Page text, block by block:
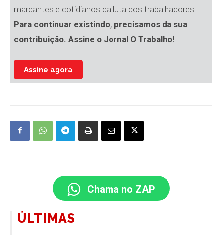
marcantes e cotidianos da luta dos trabalhadores.
Para continuar existindo, precisamos da sua
contribuição. Assine o Jornal O Trabalho!
Assine agora
Chama no ZAP
ÚLTIMAS